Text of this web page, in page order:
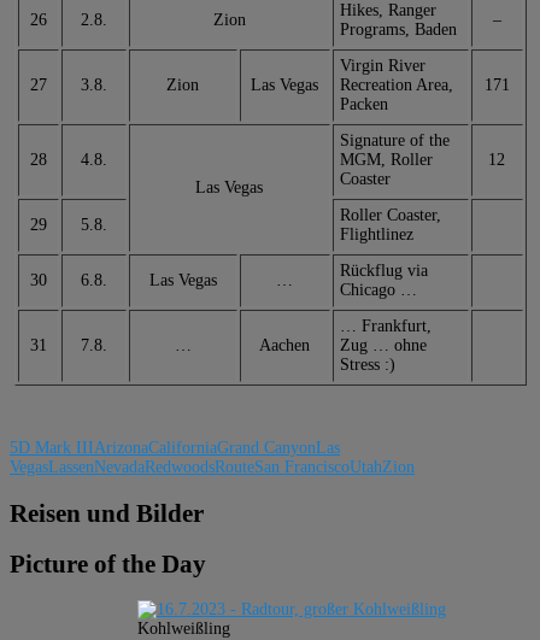
26 2.8. Zion
Hikes, Ranger
Programs, Baden
–
27 3.8. Zion Las Vegas
Virgin River
Recreation Area,
Packen
171
28
4.8.
Las Vegas
Signature of the
MGM, Roller
Coaster
12
29 5.8.
Roller Coaster,
Flightlinez
30 6.8. Las Vegas …
Rückflug via
Chicago …
31 7.8. … Aachen
… Frankfurt,
Zug … ohne
Stress :)
5D Mark IIIArizonaCaliforniaGrand CanyonLas
VegasLassenNevadaRedwoodsRouteSan FranciscoUtahZion
Reisen und Bilder
Picture of the Day
Kohlweißling